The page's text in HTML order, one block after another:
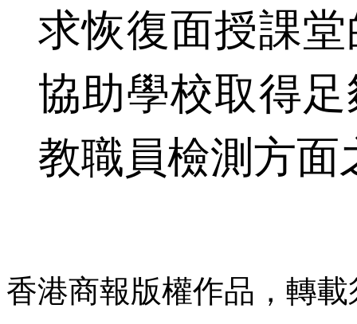
求恢復面授課
協助學校取得
教職員檢測方面
香港商報版權作品，轉